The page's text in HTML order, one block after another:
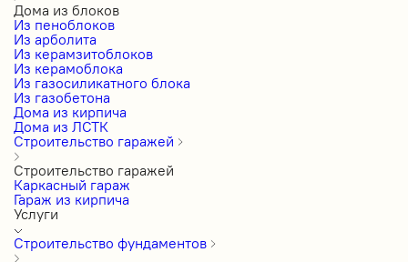
Дома из блоков
Из пеноблоков
Из арболита
Из керамзитоблоков
Из керамоблока
Из газосиликатного блока
Из газобетона
Дома из кирпича
Дома из ЛСТК
Строительство гаражей
Строительство гаражей
Каркасный гараж
Гараж из кирпича
Услуги
Строительство фундаментов